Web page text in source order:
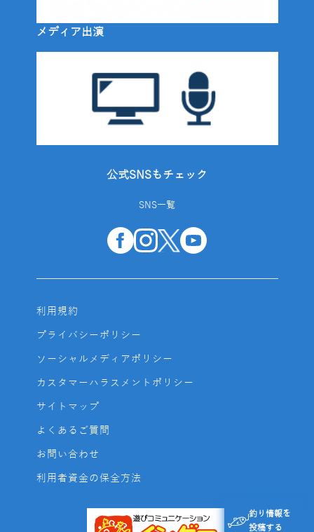
釣り情報を
投稿する
メディア出演
公式SNSもチェック
SNS一覧
利用規約
プライバシーポリシー
ソーシャルメディアポリシー
カスタマーハラスメントポリシー
サイトマップ
よくあるご質問
お問い合わせ
利用者資金の保全方法